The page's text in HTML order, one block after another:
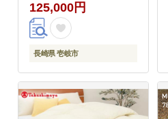
掛け 羽毛 布団[JFJ056]
羽毛布団 100000
100000円 10万円
125,000円
長崎県 壱岐市